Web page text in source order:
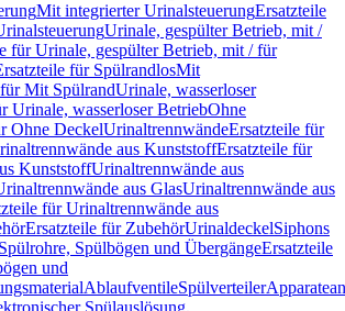
Mit integrierter UrinalsteuerungErsatzteile
Urinale, gespülter Betrieb, mit /
für Urinale, gespülter Betrieb, mit / für
für SpülrandlosMit
Mit SpülrandUrinale, wasserloser
Urinale, wasserloser BetriebOhne
Ohne DeckelUrinaltrennwändeErsatzteile für
aus KunststoffErsatzteile für
KunststoffUrinaltrennwände aus
aus GlasUrinaltrennwände aus
für Urinaltrennwände aus
Ersatzteile für ZubehörUrinaldeckelSiphons
Spülbögen und ÜbergängeErsatzteile
und
AblaufventileSpülverteiler
Spülauslösung,